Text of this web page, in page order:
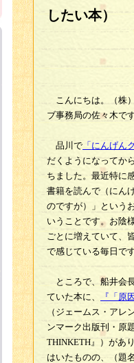
したい本）
こんにちは。（株
ブ事務局の佐々木です
品川で 「にんげん
だくようになってか
ちました。最近特に
書籍を読んで（にん
のですが）」という
いうことです。お陰
ごとに増えていて、
で感じている毎日です
ところで、船井会
ていた本に、
『「原
（ジェームス・ア
ンマーク出版刊・
THINKETH』）があ
はいたものの、（題